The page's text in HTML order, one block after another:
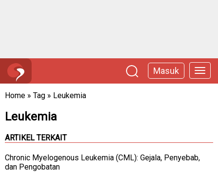
Masuk
Home » Tag » Leukemia
Leukemia
ARTIKEL TERKAIT
Chronic Myelogenous Leukemia (CML): Gejala, Penyebab,
dan Pengobatan